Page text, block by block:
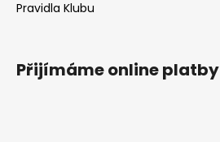
Pravidla Klubu
Přijímáme online platby